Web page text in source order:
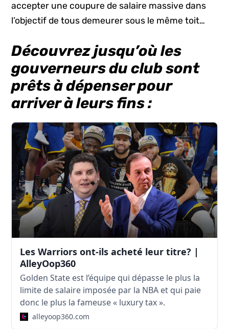
accepter une coupure de salaire massive dans
l’objectif de tous demeurer sous le même toit…
Découvrez jusqu’où les
gouverneurs du club sont
prêts à dépenser pour
arriver à leurs fins :
Les Warriors ont-ils acheté leur titre? |
AlleyOop360
Golden State est l’équipe qui dépasse le plus la
limite de salaire imposée par la NBA et qui paie
donc le plus la fameuse « luxury tax ».
alleyoop360.com